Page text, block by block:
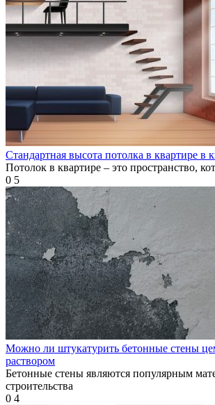
Стандартная высота потолка в квартире в
Потолок в квартире – это пространство,
0 5
Можно ли штукатурить бетонные стены
раствором
Бетонные стены являются популярным
строительства
0 4